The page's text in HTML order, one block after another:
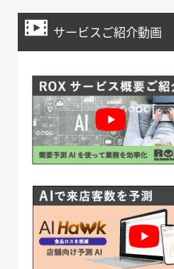
サービスご紹介動画